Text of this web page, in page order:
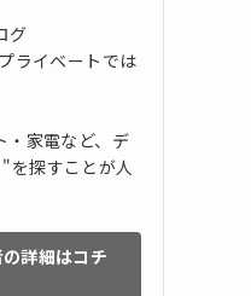
グ
ライベートでは
家電など、デ
を探すことが人
詳細はコチ